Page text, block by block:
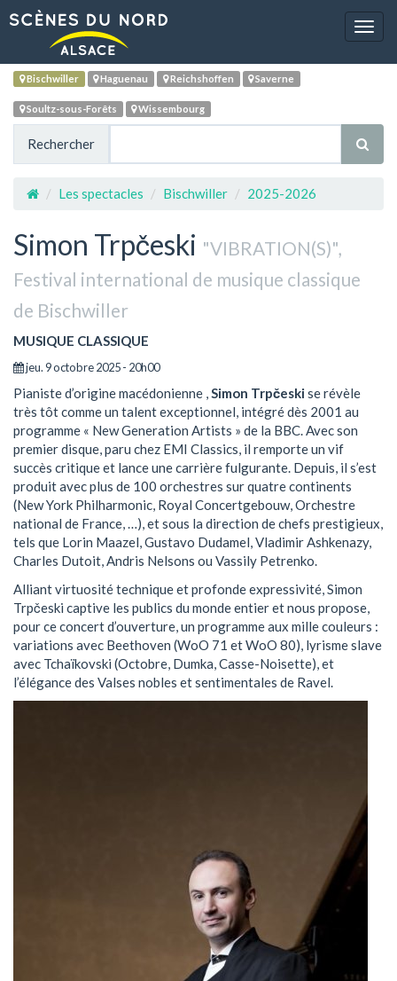
Bischwiller Haguenau Reichshoffen Saverne
Soultz-sous-Forêts Wissembourg
Rechercher
Les spectacles Bischwiller 2025-2026
Simon Trpčeski "VIBRATION(S)",
Festival international de musique classique
de Bischwiller
MUSIQUE CLASSIQUE
jeu. 9 octobre 2025 - 20h00
Pianiste d’origine macédonienne ,Simon Trpčeskise révèle
très tôt comme un talent exceptionnel, intégré dès 2001 au
programme « New Generation Artists » de la BBC. Avec son
premier disque, paru chez EMI Classics, il remporte un vif
succès critique et lance une carrière fulgurante. Depuis, il s’est
produit avec plus de 100 orchestres sur quatre continents
(New York Philharmonic, Royal Concertgebouw, Orchestre
national de France, …), et sous la direction de chefs prestigieux,
tels que Lorin Maazel, Gustavo Dudamel, Vladimir Ashkenazy,
Charles Dutoit, Andris Nelsons ou Vassily Petrenko.
Alliant virtuosité technique et profonde expressivité, Simon
Trpčeski captive les publics du monde entier et nous propose,
pour ce concert d’ouverture, un programme aux mille couleurs :
variations avec Beethoven (WoO 71 et WoO 80), lyrisme slave
avec Tchaïkovski (Octobre, Dumka, Casse-Noisette), et
l’élégance des Valses nobles et sentimentales de Ravel.